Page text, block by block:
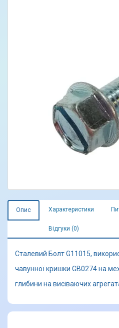
Опис Характеристики
Відгуки (0)
Сталевий Болт G11015,
чавунної кришки GB0274 на
глибини на висіваючих